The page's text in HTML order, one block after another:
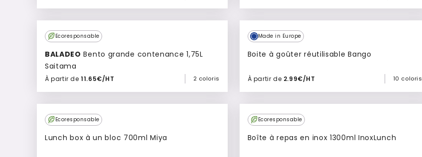
Ajouter à mon devis Ajouter à mon devis
Ecoresponsable
BALADEO Bento grande contenance 1,75L
Saitama
À partir de11.65€/HT 2 coloris
Ajouter à mon devis
Made in Europe
Boite à goûter réutilisable Bango
À partir de 2.99€/HT 10 coloris
Ajouter à mon devis
Ecoresponsable
Lunch box à un bloc 700ml Miya
Ecoresponsable
Boîte à repas en inox 1300ml InoxLunch